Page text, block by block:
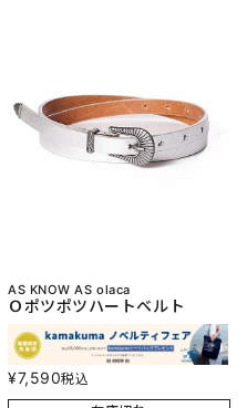
AS KNOW AS olaca
Ｏポツポツハートベルト
¥7,590税込